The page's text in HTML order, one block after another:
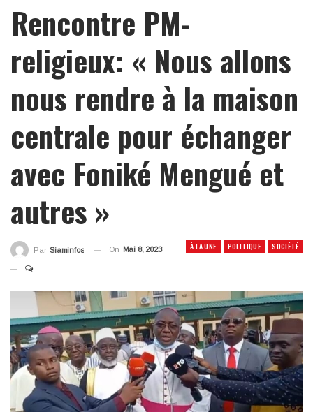
Rencontre PM-
religieux: « Nous allons
nous rendre à la maison
centrale pour échanger
avec Foniké Mengué et
autres »
À LA UNE POLITIQUE SOCIÉTÉ
Par Siaminfos On Mai 8, 2023